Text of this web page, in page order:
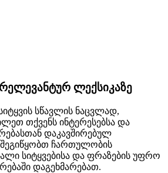
ლექსიკაზე
სწავლის ნაცვლად,
თქვენს ინტერესებსა და
დაკავშირებულ
შეგიწყობთ ჩართულობის
სიტყვებისა და ფრაზების უფრო
დაგეხმარებათ.